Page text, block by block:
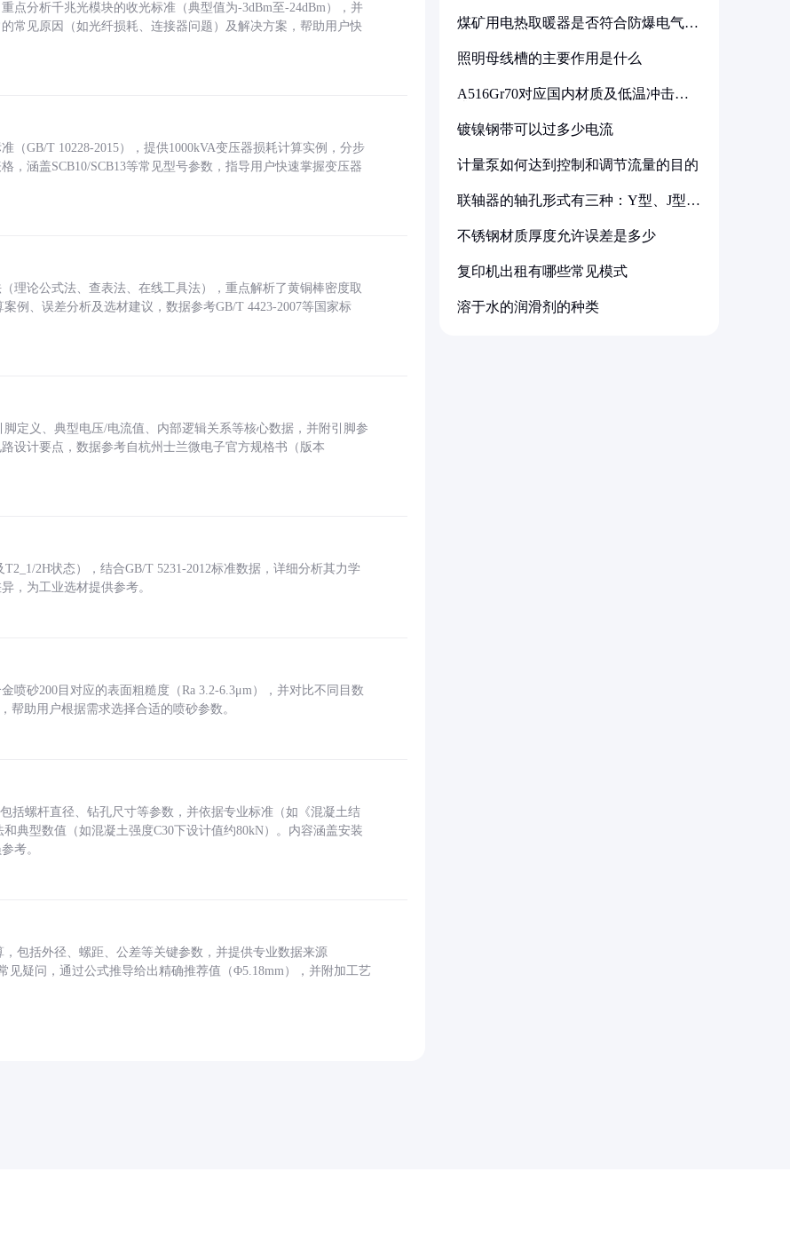
点分析千兆光模块的收光标准（典型值为-3dBm至-24dBm），并
常见原因（如光纤损耗、连接器问题）及解决方案，帮助用户快
（GB/T 10228-2015），提供1000kVA变压器损耗计算实例，分步
，涵盖SCB10/SCB13等常见型号参数，指导用户快速掌握变压器
理论公式法、查表法、在线工具法），重点解析了黄铜棒密度取
例、误差分析及选材建议，数据参考GB/T 4423-2007等国家标
定义、典型电压/电流值、内部逻辑关系等核心数据，并附引脚参
设计要点，数据参考自杭州士兰微电子官方规格书（版本
2H状态），结合GB/T 5231-2012标准数据，详细分析其力学
，为工业选材提供参考。
喷砂200目对应的表面粗糙度（Ra 3.2-6.3μm），并对比不同目数
帮助用户根据需求选择合适的喷砂参数。
括螺杆直径、钻孔尺寸等参数，并依据专业标准（如《混凝土结
典型数值（如混凝土强度C30下设计值约80kN）。内容涵盖安装
考。
包括外径、螺距、公差等关键参数，并提供专业数据来源
见疑问，通过公式推导给出精确推荐值（Φ5.18mm），并附加工艺
煤矿用电热取暖器是否符合防爆电气设
照明母线槽的主要作用是什么
A516Gr70对应国内材质及低温冲击要
镀镍钢带可以过多少电流
计量泵如何达到控制和调节流量的目的
联轴器的轴孔形式有三种：Y型、J型、
不锈钢材质厚度允许误差是多少
复印机出租有哪些常见模式
溶于水的润滑剂的种类